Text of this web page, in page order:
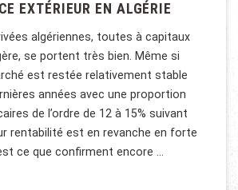
EXTÉRIEUR EN ALGÉRIE
algériennes, toutes à capitaux
se portent très bien. Même si
est restée relativement stable
années avec une proportion
de l’ordre de 12 à 15% suivant
rentabilité est en revanche en forte
ce que confirment encore …
EXTÉRIEUR EN ALGÉRIE